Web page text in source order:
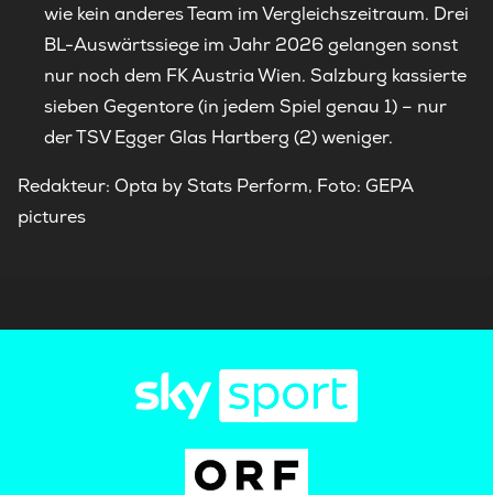
wie kein anderes Team im Vergleichszeitraum. Drei
BL-Auswärtssiege im Jahr 2026 gelangen sonst
nur noch dem FK Austria Wien. Salzburg kassierte
sieben Gegentore (in jedem Spiel genau 1) – nur
der TSV Egger Glas Hartberg (2) weniger.
Redakteur: Opta by Stats Perform, Foto: GEPA
pictures